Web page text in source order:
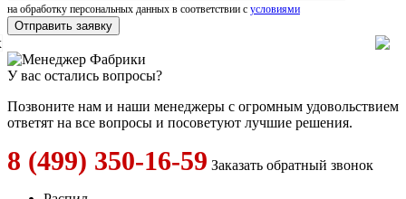
на обработку персональных данных в соответствии с условиями
У вас остались вопросы?
Позвоните нам и наши менеджеры с огромным удовольствием
ответят на все вопросы и посоветуют лучшие решения.
8 (499) 350-16-59 Заказать обратный звонок